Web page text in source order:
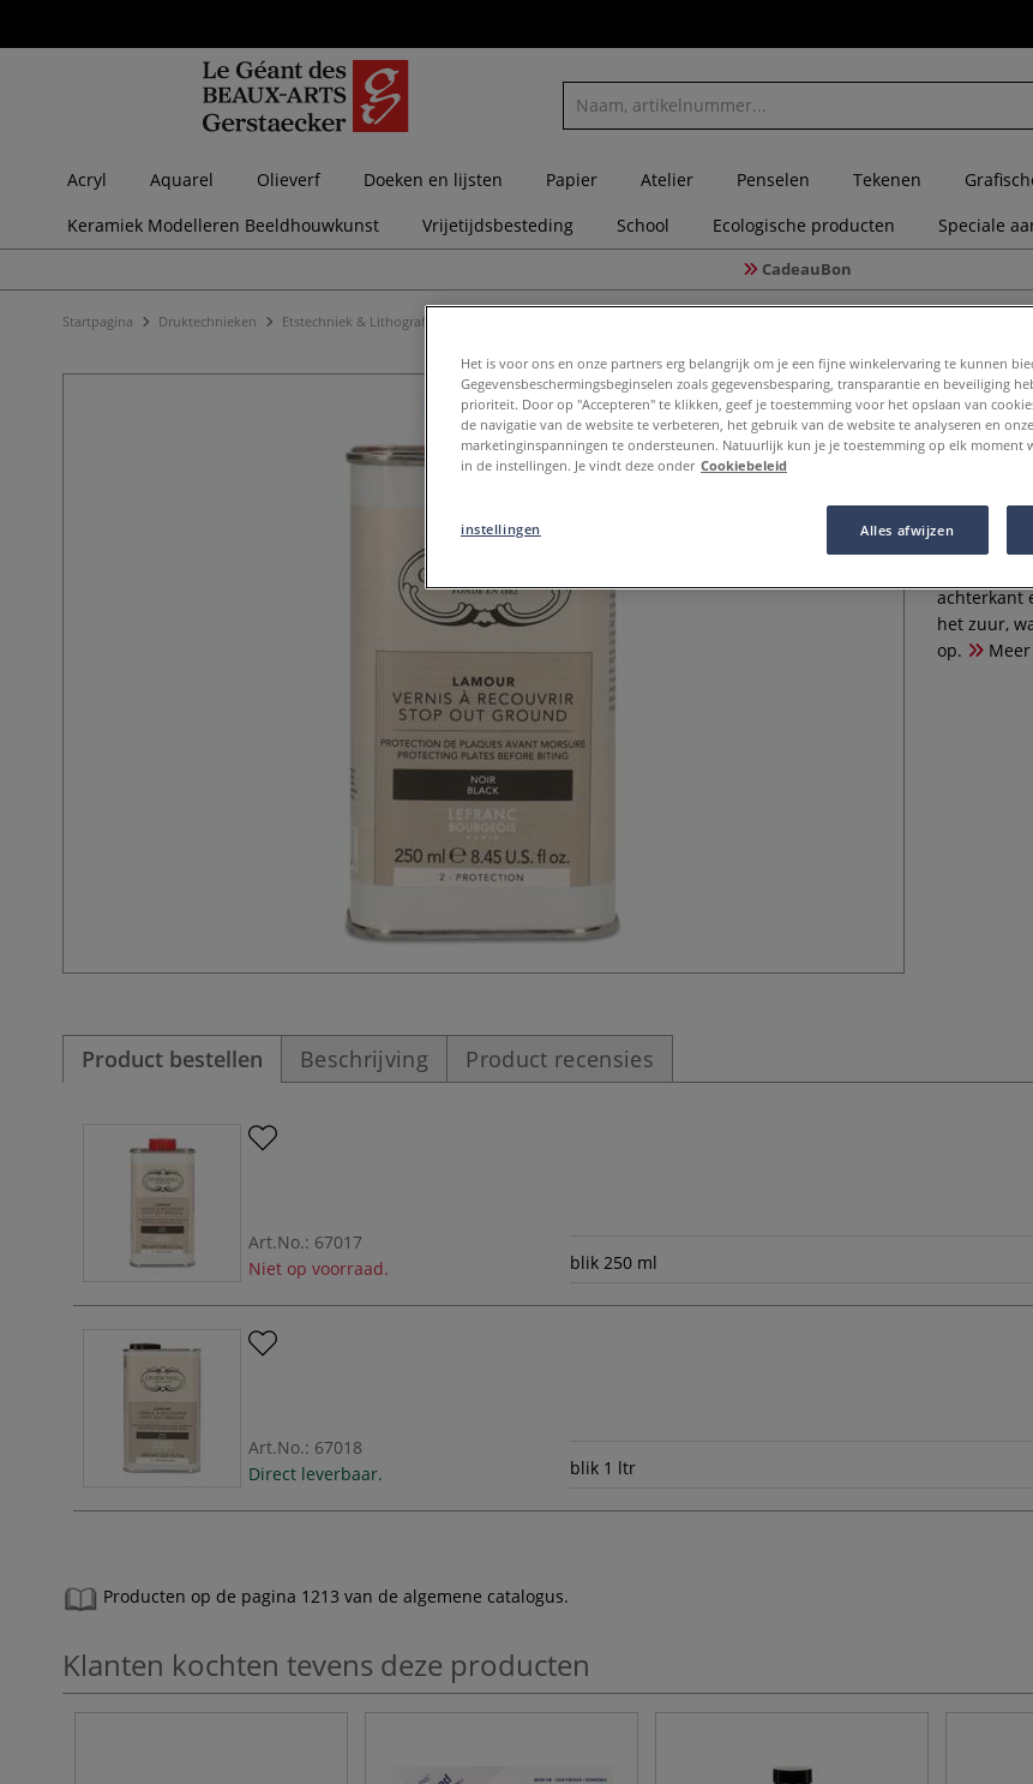
Acryl Aquarel Olieverf Doeken en lijsten Papier Atelier Penselen Tekenen
Keramiek Modelleren Beeldhouwkunst
Vrijetijdsbesteding School Ecologische producten Speciale
CadeauBon
Startpagina Druktechnieken Etstechniek & Lithografie
Dit
achterkant
het zuur,
op.
Meer
Product bestellen Beschrijving Product recensies
Art.No.: 67017
Niet op voorraad.
blik 250 ml
Art.No.: 67018
Direct leverbaar.
blik 1 ltr
Producten op de pagina 1213 van de algemene catalogus.
Klanten kochten tevens deze producten
Het is voor ons en onze partners erg belangrijk om je een fijne winkelervaring te kunnen
Gegevensbeschermingsbeginselen zoals gegevensbesparing, transparantie en beveiliging
prioriteit. Door op "Accepteren" te klikken, geef je toestemming voor het opslaan van
de navigatie van de website te verbeteren, het gebruik van de website te analyseren en onze
marketinginspanningen te ondersteunen. Natuurlijk kun je je toestemming op elk moment
in de instellingen. Je vindt deze onder Cookiebeleid
Alles afwijzen
instellingen